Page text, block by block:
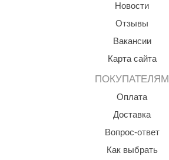
Новости
Отзывы
Вакансии
Карта сайта
ПОКУПАТЕЛЯМ
Оплата
Доставка
Вопрос-ответ
Как выбрать